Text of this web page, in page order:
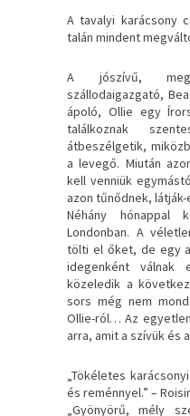
A tavalyi karácsony
talán mindent
A jószívű,
szállodaigazgató,
ápoló, Ollie egy
találkoznak
átbeszélgetik,
a levegő. Miután
kell venniük
azon tűnődnek, látják-
Néhány hónappal
Londonban. A
tölti el őket, de egy
idegenként válnak
közeledik a
sors még nem
Ollie-ról… Az
arra, amit a szívük és
„Tökéletes
és reménnyel.” –
„Gyönyörű, mély